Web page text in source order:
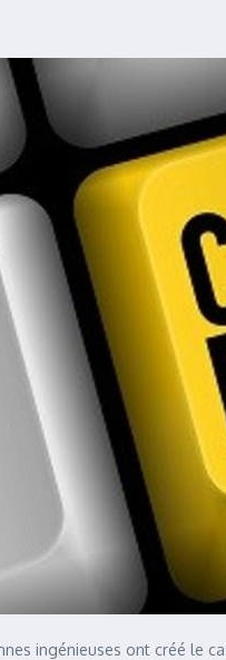
ingénieuses ont créé le